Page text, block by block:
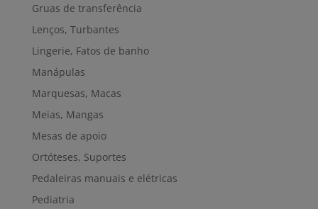
Gruas de transferência
Lenços, Turbantes
Lingerie, Fatos de banho
Manápulas
Marquesas, Macas
Meias, Mangas
Mesas de apoio
Ortóteses, Suportes
Pedaleiras manuais e elétricas
Pediatria